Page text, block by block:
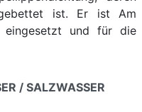
ist. Er ist Am
eingesetzt und für die
/ SALZWASSER